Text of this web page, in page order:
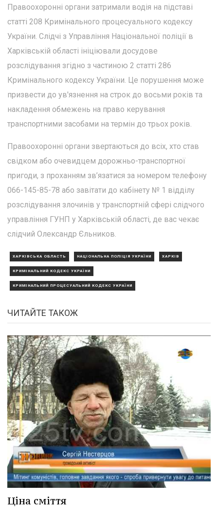
Правоохоронні органи затримали водія на підставі
статті 208 Кримінального процесуального кодексу
України. Слідчі з Управління Національної поліції в
Харківській області ініціювали досудове
розслідування згідно з частиною 2 статті 286
Кримінального кодексу України. Це порушення може
призвести до ув'язнення на строк до восьми років та
накладення обмежень на право керування
транспортними засобами на термін до трьох років.
Правоохоронні органи звертаються до всіх, хто став
свідком або очевидцем дорожньо-транспортної
пригоди, з проханням зв’язатися за номером телефону
066-145-85-78 або завітати до кабінету № 1 відділу
розслідування злочинів у транспортній сфері слідчого
управління ГУНП у Харківській області, де вас чекає
слідчий Олександр Єльников.
ХАРКІВСЬКА ОБЛАСТЬ НАЦІОНАЛЬНА ПОЛІЦІЯ УКРАЇНИ ХАРКІВ
КРИМІНАЛЬНИЙ КОДЕКС УКРАЇНИ
КРИМІНАЛЬНИЙ ПРОЦЕСУАЛЬНИЙ КОДЕКС УКРАЇНИ
ЧИТАЙТЕ ТАКОЖ
Ціна сміття